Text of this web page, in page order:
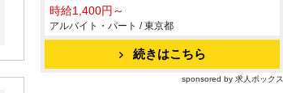
時給1,400円～
アルバイト・パート / 東京都
続きはこちら
sponsored by 求人ボックス